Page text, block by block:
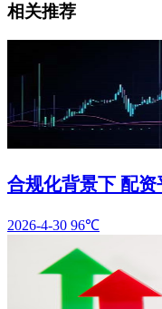
相关推荐
合规化背景下 配
2026-4-30 96℃